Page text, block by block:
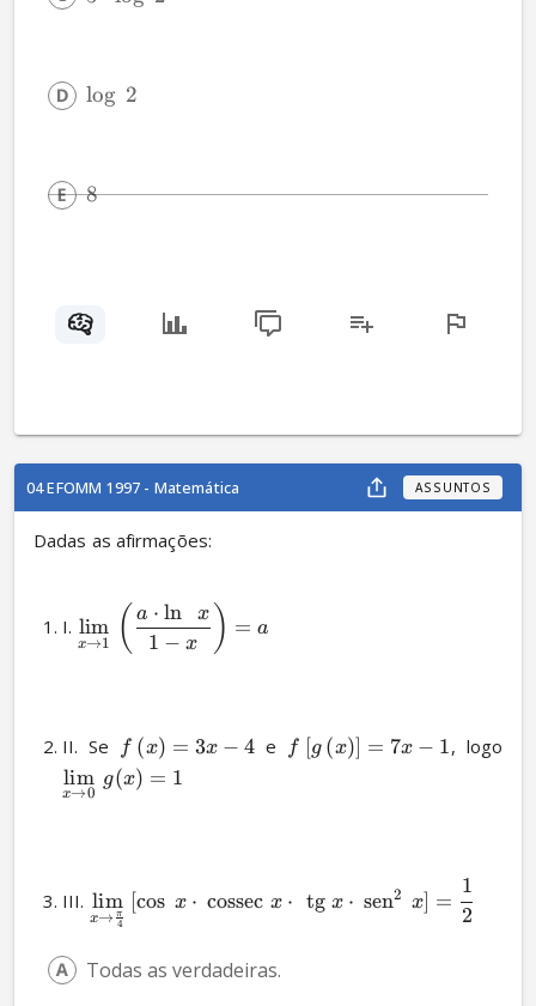
log 2
8
04 EFOMM 1997 - Matemática ASSUNTOS
Dadas as afirmações:
I.
x→1
lim ( 1 − x
a ⋅ ln x ) = a
II. Se f (x) = 3x − 4 e f [g (x)] = 7x − 1, logo
x→0
lim g(x) = 1
III.
x→ 4
π
lim [cos x ⋅ cossec x ⋅ tg x ⋅ sen2 x] =
2
1
Todas as verdadeiras.